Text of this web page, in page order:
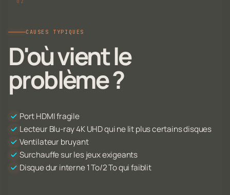
CAUSES TYPIQUES
D'où vient le
problème ?
Port HDMI fragile
Lecteur Blu-ray 4K UHD qui ne lit plus certains disques
Ventilateur bruyant
Surchauffe sur les jeux exigeants
Disque dur interne 1 To/2 To qui faiblit